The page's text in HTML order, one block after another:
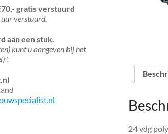
24 vdg
gratis verstuurd
verstuurd.
aan een stuk.
kunt u aangeven bij het